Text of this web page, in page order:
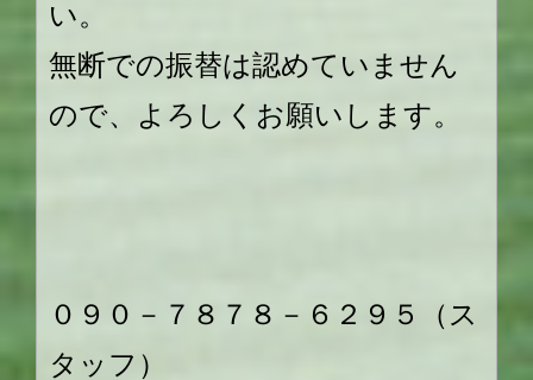
い。
無断での振替は認めていません
ので、よろしくお願いします。
０９０－７８７８－６２９５（ス
タッフ）